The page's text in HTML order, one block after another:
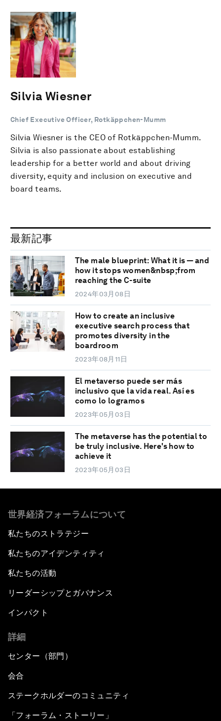
Silvia Wiesner
Chief Executive Officer, Rotkäppchen-Mumm
Silvia Wiesner is the CEO of Rotkäppchen-Mumm.
Silvia is also passionate about establishing
leadership for a better world and about driving
diversity, equity and inclusion on executive and
board teams.
最新記事
The male blueprint: What it is — and
how it stops women&nbsp;from
reaching the C-suite
2024年03月08日
How to create an inclusive
executive search process that
promotes diversity in the
boardroom
2023年08月11日
El metaverso puede ser más
inclusivo que la vida real. Así es
como lo logramos
2023年05月03日
The metaverse has the potential to
be truly inclusive. Here's how to
achieve it
2023年05月03日
世界経済フォーラムについて
私たちのストラテジー
私たちのアイデンティティ
私たちの活動
リーダーシップとガバナンス
インパクト
詳細
センター（部門）
会合
ステークホルダーのコミュニティ
「フォーラム・ストーリー」